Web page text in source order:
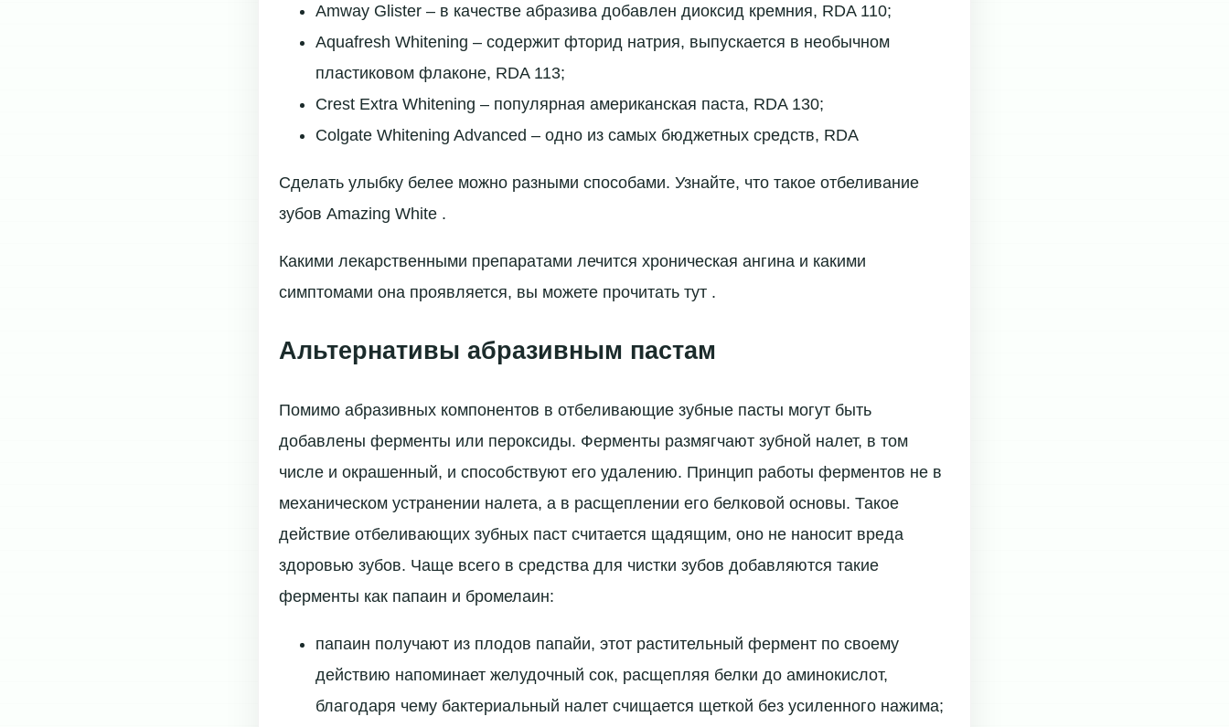
Amway Glister – в качестве абразива добавлен диоксид кремния, RDA 110;
Aquafresh Whitening – содержит фторид натрия, выпускается в необычном
пластиковом флаконе, RDA 113;
Crest Extra Whitening – популярная американская паста, RDA 130;
Colgate Whitening Advanced – одно из самых бюджетных средств, RDA
Сделать улыбку белее можно разными способами. Узнайте, что такое отбеливание
зубов Amazing White .
Какими лекарственными препаратами лечится хроническая ангина и какими
симптомами она проявляется, вы можете прочитать тут .
Альтернативы абразивным пастам
Помимо абразивных компонентов в отбеливающие зубные пасты могут быть
добавлены ферменты или пероксиды. Ферменты размягчают зубной налет, в том
числе и окрашенный, и способствуют его удалению. Принцип работы ферментов не в
механическом устранении налета, а в расщеплении его белковой основы. Такое
действие отбеливающих зубных паст считается щадящим, оно не наносит вреда
здоровью зубов. Чаще всего в средства для чистки зубов добавляются такие
ферменты как папаин и бромелаин:
папаин получают из плодов папайи, этот растительный фермент по своему
действию напоминает желудочный сок, расщепляя белки до аминокислот,
благодаря чему бактериальный налет счищается щеткой без усиленного нажима;